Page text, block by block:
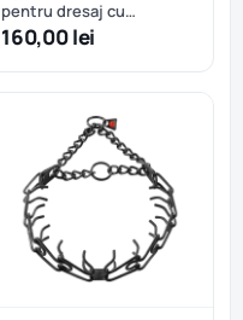
pentru dresaj cu
catarama rapida Hermann
Sprenger - 52cm
160,00 lei